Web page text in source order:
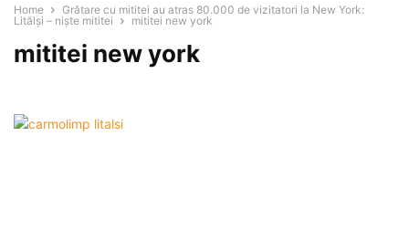
Home
Grătare cu mititei au atras 80.000 de vizitatori la New York:
Litălşi – nişte mititei
mititei new york
mititei new york